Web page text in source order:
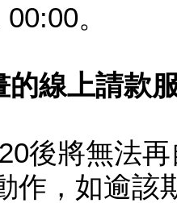
。
的線上請款
後將無法
作，如逾該